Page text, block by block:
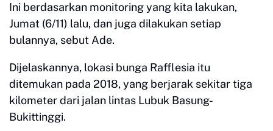
Ini berdasarkan monitoring yang kita lakukan,
Jumat (6/11) lalu, dan juga dilakukan setiap
bulannya, sebut Ade.
Dijelaskannya, lokasi bunga Rafflesia itu
ditemukan pada 2018, yang berjarak sekitar tiga
kilometer dari jalan lintas Lubuk Basung-
Bukittinggi.